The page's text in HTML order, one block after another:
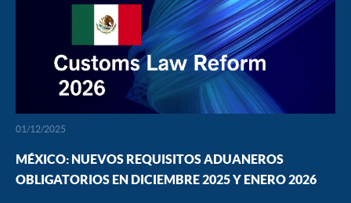
01/12/2025
MÉXICO: NUEVOS REQUISITOS ADUANEROS
OBLIGATORIOS EN DICIEMBRE 2025 Y ENERO 2026